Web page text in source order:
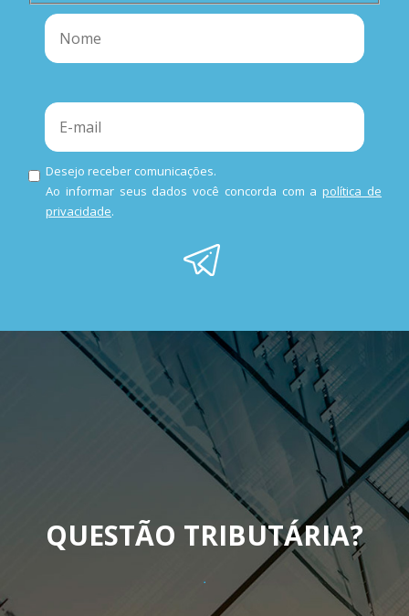
Desejo receber comunicações.
Ao informar seus dados você concorda com apolítica de
privacidade.
QUESTÃO TRIBUTÁRIA?